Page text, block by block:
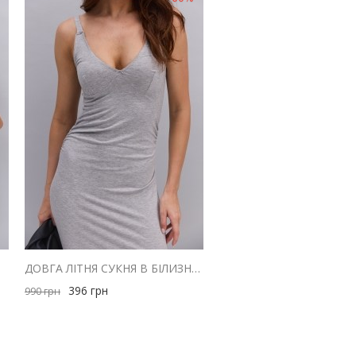
ДОВГА ЛІТНЯ СУКНЯ В БІЛИЗНЯНОМУ СТИЛІ СІРА МЕЛАНЖ
990грн 396 грн